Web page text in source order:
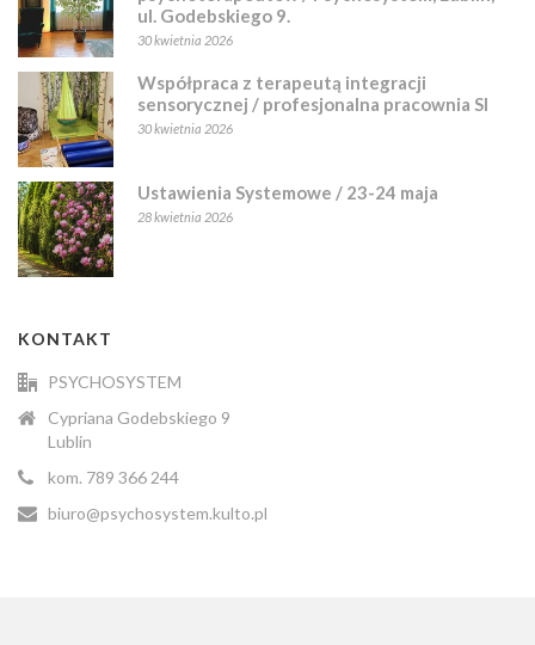
ul. Godebskiego 9.
30 kwietnia 2026
Współpraca z terapeutą integracji
sensorycznej / profesjonalna pracownia SI
30 kwietnia 2026
Ustawienia Systemowe / 23-24 maja
28 kwietnia 2026
KONTAKT
PSYCHOSYSTEM
Cypriana Godebskiego 9
Lublin
kom. 789 366 244
biuro@psychosystem.kulto.pl